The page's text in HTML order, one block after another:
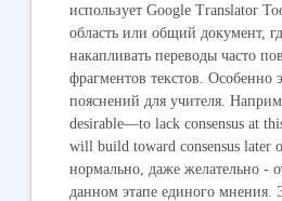
использует Google Translator
область или общий документ,
накапливать переводы часто
фрагментов текстов. Особенно
пояснений для учителя.
desirable—to lack consensus at
will build toward consensus later
нормально, даже желательно -
данном этапе единого мнения.